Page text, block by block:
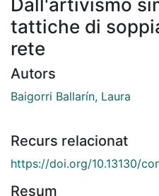
Dall'artivismo
tattiche di
rete
Autors
Baigorri Ballarín, Laura
Recurs relacionat
https://doi.org/10.13130/
Resum